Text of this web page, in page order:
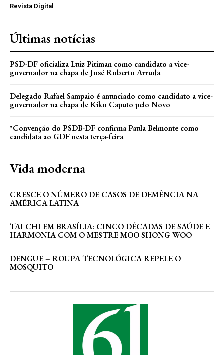
Revista Digital
Últimas notícias
PSD-DF oficializa Luiz Pitiman como candidato a vice-
governador na chapa de José Roberto Arruda
Delegado Rafael Sampaio é anunciado como candidato a vice-
governador na chapa de Kiko Caputo pelo Novo
*Convenção do PSDB-DF confirma Paula Belmonte como
candidata ao GDF nesta terça-feira
Vida moderna
CRESCE O NÚMERO DE CASOS DE DEMÊNCIA NA
AMÉRICA LATINA
TAI CHI EM BRASÍLIA: CINCO DÉCADAS DE SAÚDE E
HARMONIA COM O MESTRE MOO SHONG WOO
DENGUE – ROUPA TECNOLÓGICA REPELE O
MOSQUITO